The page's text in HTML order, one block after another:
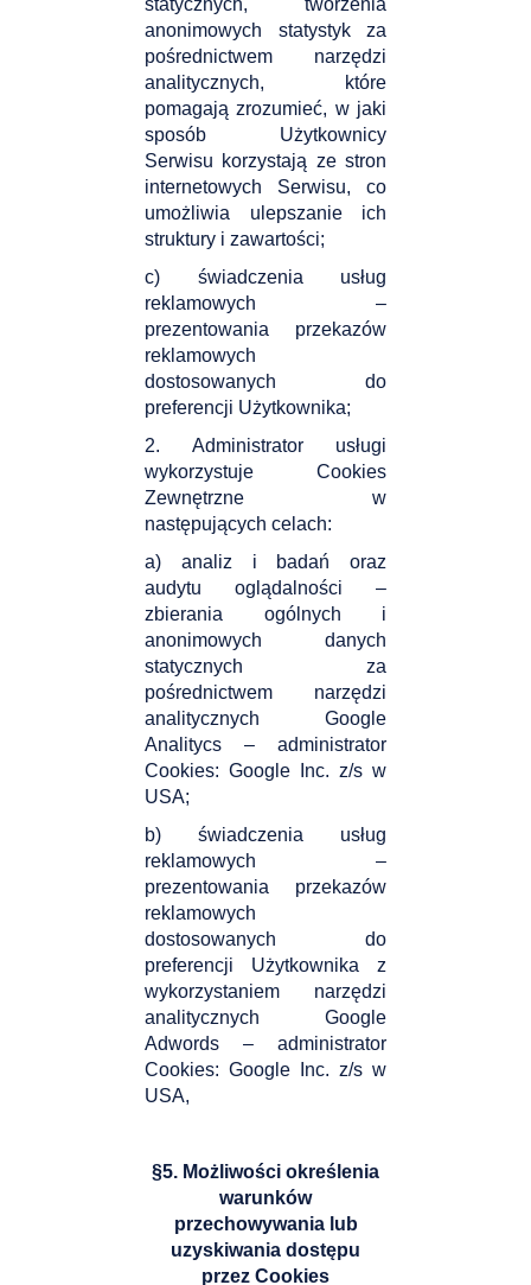
statycznych, tworzenia
anonimowych statystyk za
pośrednictwem narzędzi
analitycznych, które
pomagają zrozumieć, w jaki
sposób Użytkownicy
Serwisu korzystają ze stron
internetowych Serwisu, co
umożliwia ulepszanie ich
struktury i zawartości;
c) świadczenia usług
reklamowych –
prezentowania przekazów
reklamowych
dostosowanych do
preferencji Użytkownika;
2. Administrator usługi
wykorzystuje Cookies
Zewnętrzne w
następujących celach:
a) analiz i badań oraz
audytu oglądalności –
zbierania ogólnych i
anonimowych danych
statycznych za
pośrednictwem narzędzi
analitycznych Google
Analitycs – administrator
Cookies: Google Inc. z/s w
USA;
b) świadczenia usług
reklamowych –
prezentowania przekazów
reklamowych
dostosowanych do
preferencji Użytkownika z
wykorzystaniem narzędzi
analitycznych Google
Adwords – administrator
Cookies: Google Inc. z/s w
USA,
§5. Możliwości określenia
warunków
przechowywania lub
uzyskiwania dostępu
przez Cookies